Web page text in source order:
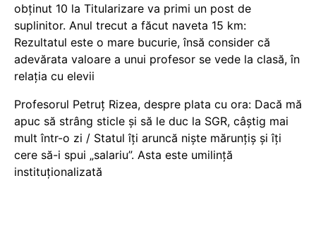
obținut 10 la Titularizare va primi un post de
suplinitor. Anul trecut a făcut naveta 15 km:
Rezultatul este o mare bucurie, însă consider că
adevărata valoare a unui profesor se vede la clasă, în
relația cu elevii
Profesorul Petruț Rizea, despre plata cu ora: Dacă mă
apuc să strâng sticle și să le duc la SGR, câștig mai
mult într-o zi / Statul îți aruncă niște mărunțiș și îți
cere să-i spui „salariu”. Asta este umilință
instituționalizată